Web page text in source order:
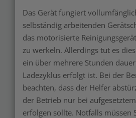
Das Gerät fungiert
selbständig arbeitenden
das motorisierte
zu werkeln. Allerdings tut es
ein über mehrere Stunden
Ladezyklus erfolgt ist. Bei der
beachten, dass der Helfer
der Betrieb nur bei
erfolgen sollte. Notfalls müssen